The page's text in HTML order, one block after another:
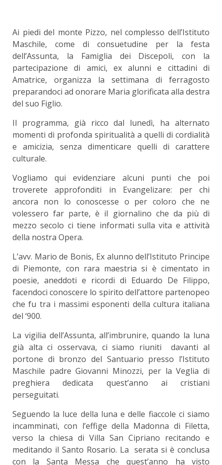
Ai piedi del monte Pizzo, nel complesso dell’Istituto
Maschile, come di consuetudine per la festa
dell’Assunta, la Famiglia dei Discepoli, con la
partecipazione di amici, ex alunni e cittadini di
Amatrice, organizza la settimana di ferragosto
preparandoci ad onorare Maria glorificata alla destra
del suo Figlio.
Il programma, già ricco dal lunedì, ha alternato
momenti di profonda spiritualità a quelli di cordialità
e amicizia, senza dimenticare quelli di carattere
culturale.
Vogliamo qui evidenziare alcuni punti che poi
troverete approfonditi in Evangelizare: per chi
ancora non lo conoscesse o per coloro che ne
volessero far parte, è il giornalino che da più di
mezzo secolo ci tiene informati sulla vita e attività
della nostra Opera.
L’avv. Mario de Bonis, Ex alunno dell’Istituto Principe
di Piemonte, con rara maestria si è cimentato in
poesie, aneddoti e ricordi di Eduardo De Filippo,
facendoci conoscere lo spirito dell’attore partenopeo
che fu tra i massimi esponenti della cultura italiana
del ‘900.
La vigilia dell’Assunta, all’imbrunire, quando la luna
già alta ci osservava, ci siamo riuniti davanti al
portone di bronzo del Santuario presso l’Istituto
Maschile padre Giovanni Minozzi, per la Veglia di
preghiera dedicata quest’anno ai cristiani
perseguitati.
Seguendo la luce della luna e delle fiaccole ci siamo
incamminati, con l’effige della Madonna di Filetta,
verso la chiesa di Villa San Cipriano recitando e
meditando il Santo Rosario. La serata si è conclusa
con la Santa Messa che quest’anno ha visto